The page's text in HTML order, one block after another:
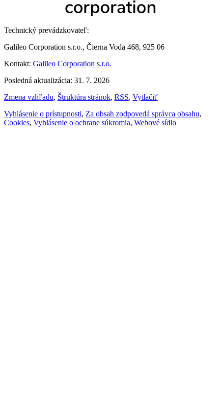
Technický prevádzkovateľ:
Galileo Corporation s.r.o., Čierna Voda 468, 925 06
Kontakt: Galileo Corporation s.r.o.
Posledná aktualizácia: 31. 7. 2026
Zmena vzhľadu, Štruktúra stránok, RSS, Vytlačiť
Vyhlásenie o prístupnosti, Za obsah zodpovedá správca obsahu,
Cookies, Vyhlásenie o ochrane súkromia, Webové sídlo